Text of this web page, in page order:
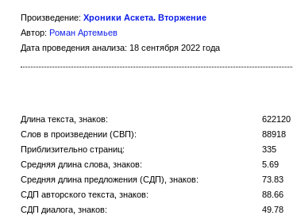
Произведение: Хроники Аскета. Вторжение
Автор: Роман Артемьев
Дата проведения анализа: 18 сентября 2022 года
Длина текста, знаков:
622120
Слов в произведении (СВП):
88918
Приблизительно страниц:
335
Средняя длина слова, знаков:
5.69
Средняя длина предложения (СДП), знаков:
73.83
СДП авторского текста, знаков:
88.66
СДП диалога, знаков:
49.78